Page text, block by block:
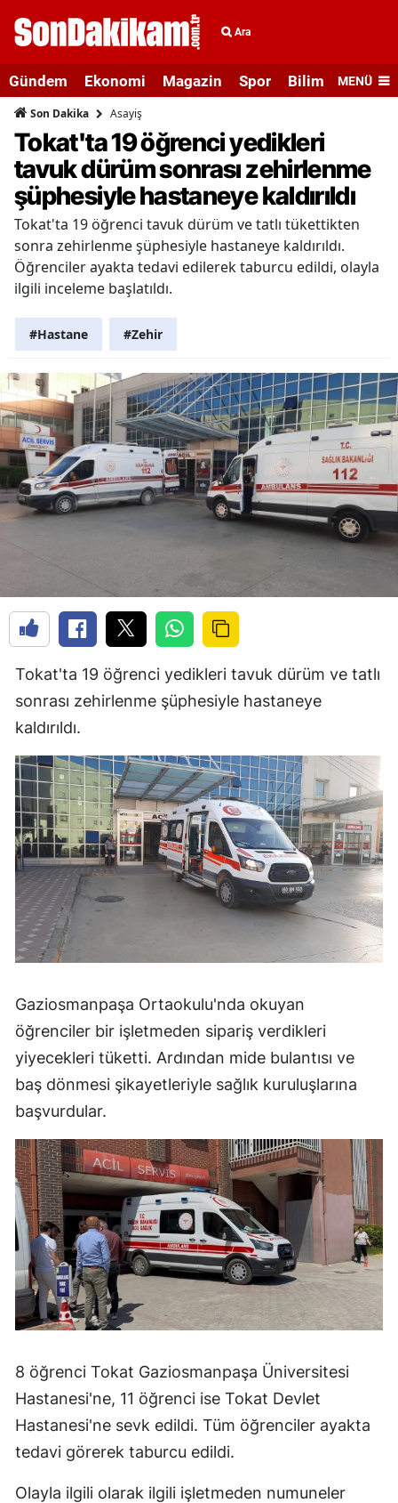
Ara
Gündem Ekonomi Magazin Spor Bilim veMENÜ
Son Dakika Asayiş
Tokat'ta 19 öğrenci yedikleri
tavuk dürüm sonrası zehirlenme
şüphesiyle hastaneye kaldırıldı
Tokat'ta 19 öğrenci tavuk dürüm ve tatlı tükettikten
sonra zehirlenme şüphesiyle hastaneye kaldırıldı.
Öğrenciler ayakta tedavi edilerek taburcu edildi, olayla
ilgili inceleme başlatıldı.
#Hastane #Zehir
Tokat'ta 19 öğrenci yedikleri tavuk dürüm ve tatlı
sonrası zehirlenme şüphesiyle hastaneye
kaldırıldı.
Gaziosmanpaşa Ortaokulu'nda okuyan
öğrenciler bir işletmeden sipariş verdikleri
yiyecekleri tüketti. Ardından mide bulantısı ve
baş dönmesi şikayetleriyle sağlık kuruluşlarına
başvurdular.
8 öğrenci Tokat Gaziosmanpaşa Üniversitesi
Hastanesi'ne, 11 öğrenci ise Tokat Devlet
Hastanesi'ne sevk edildi. Tüm öğrenciler ayakta
tedavi görerek taburcu edildi.
Olayla ilgili olarak ilgili işletmeden numuneler